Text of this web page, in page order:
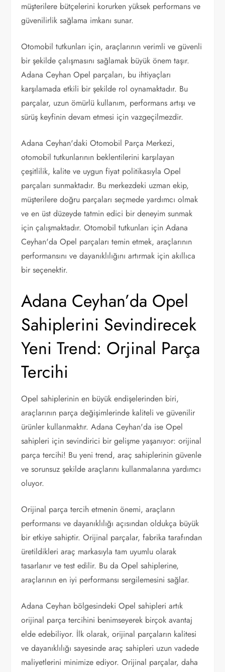
müşterilere bütçelerini korurken yüksek performans ve
güvenilirlik sağlama imkanı sunar.
Otomobil tutkunları için, araçlarının verimli ve güvenli
bir şekilde çalışmasını sağlamak büyük önem taşır.
Adana Ceyhan Opel parçaları, bu ihtiyaçları
karşılamada etkili bir şekilde rol oynamaktadır. Bu
parçalar, uzun ömürlü kullanım, performans artışı ve
sürüş keyfinin devam etmesi için vazgeçilmezdir.
Adana Ceyhan'daki Otomobil Parça Merkezi,
otomobil tutkunlarının beklentilerini karşılayan
çeşitlilik, kalite ve uygun fiyat politikasıyla Opel
parçaları sunmaktadır. Bu merkezdeki uzman ekip,
müşterilere doğru parçaları seçmede yardımcı olmak
ve en üst düzeyde tatmin edici bir deneyim sunmak
için çalışmaktadır. Otomobil tutkunları için Adana
Ceyhan'da Opel parçaları temin etmek, araçlarının
performansını ve dayanıklılığını artırmak için akıllıca
bir seçenektir.
Adana Ceyhan’da Opel
Sahiplerini Sevindirecek
Yeni Trend: Orjinal Parça
Tercihi
Opel sahiplerinin en büyük endişelerinden biri,
araçlarının parça değişimlerinde kaliteli ve güvenilir
ürünler kullanmaktır. Adana Ceyhan'da ise Opel
sahipleri için sevindirici bir gelişme yaşanıyor: orijinal
parça tercihi! Bu yeni trend, araç sahiplerinin güvenle
ve sorunsuz şekilde araçlarını kullanmalarına yardımcı
oluyor.
Orijinal parça tercih etmenin önemi, araçların
performansı ve dayanıklılığı açısından oldukça büyük
bir etkiye sahiptir. Orijinal parçalar, fabrika tarafından
üretildikleri araç markasıyla tam uyumlu olarak
tasarlanır ve test edilir. Bu da Opel sahiplerine,
araçlarının en iyi performansı sergilemesini sağlar.
Adana Ceyhan bölgesindeki Opel sahipleri artık
orijinal parça tercihini benimseyerek birçok avantaj
elde edebiliyor. İlk olarak, orijinal parçaların kalitesi
ve dayanıklılığı sayesinde araç sahipleri uzun vadede
maliyetlerini minimize ediyor. Orijinal parçalar, daha